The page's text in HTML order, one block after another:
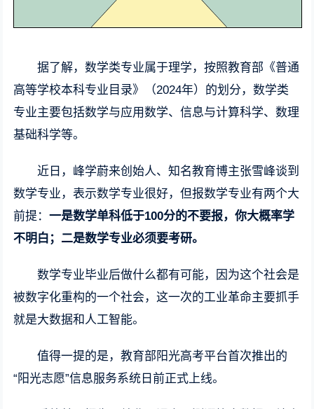
据了解，数学类专业属于理学，按照教育部《普通
高等学校本科专业目录》（2024年）的划分，数学类
专业主要包括数学与应用数学、信息与计算科学、数理
基础科学等。
近日，峰学蔚来创始人、知名教育博主张雪峰谈到
数学专业，表示数学专业很好，但报数学专业有两个大
前提：一是数学单科低于100分的不要报，你大概率学
不明白；二是数学专业必须要考研。
数学专业毕业后做什么都有可能，因为这个社会是
被数字化重构的一个社会，这一次的工业革命主要抓手
就是大数据和人工智能。
值得一提的是，教育部阳光高考平台首次推出的
“阳光志愿”信息服务系统日前正式上线。